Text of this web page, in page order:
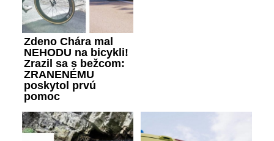
Zdeno Chára mal
NEHODU na bicykli!
Zrazil sa s bežcom:
ZRANENÉMU
poskytol prvú
pomoc